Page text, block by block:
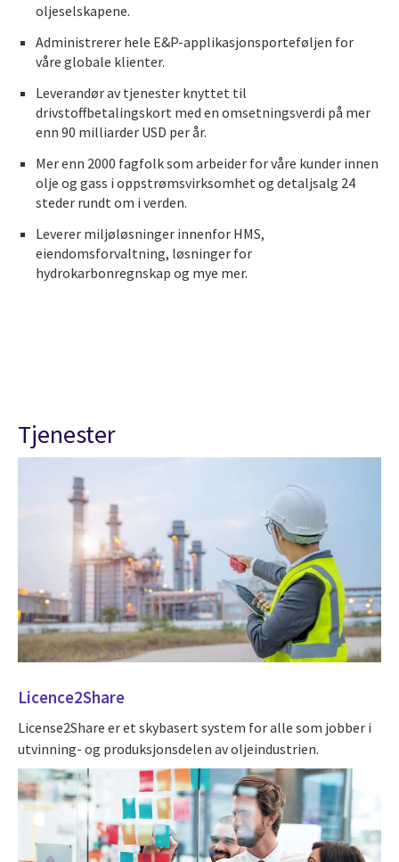
oljeselskapene.
Administrerer hele E&P-applikasjonsporteføljen for
våre globale klienter.
Leverandør av tjenester knyttet til
drivstoffbetalingskort med en omsetningsverdi på mer
enn 90 milliarder USD per år.
Mer enn 2000 fagfolk som arbeider for våre kunder innen
olje og gass i oppstrømsvirksomhet og detaljsalg 24
steder rundt om i verden.
Leverer miljøløsninger innenfor HMS,
eiendomsforvaltning, løsninger for
hydrokarbonregnskap og mye mer.
Tjenester
Licence2Share
License2Share er et skybasert system for alle som jobber i
utvinning- og produksjonsdelen av oljeindustrien.